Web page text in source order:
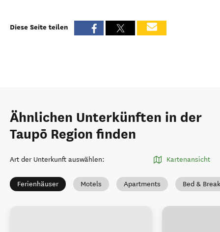
Diese Seite teilen
Ähnlichen Unterkünften in der
Taupō Region finden
Art der Unterkunft auswählen: Kartenansicht
Ferienhäuser Motels Apartments Bed &